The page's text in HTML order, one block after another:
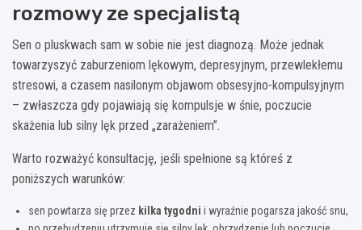
rozmowy ze specjalistą
Sen o pluskwach sam w sobie nie jest diagnozą. Może jednak
towarzyszyć zaburzeniom lękowym, depresyjnym, przewlekłemu
stresowi, a czasem nasilonym objawom obsesyjno-kompulsyjnym
– zwłaszcza gdy pojawiają się kompulsje w śnie, poczucie
skażenia lub silny lęk przed „zarażeniem”.
Warto rozważyć konsultację, jeśli spełnione są któreś z
poniższych warunków:
sen powtarza się przez kilka tygodni i wyraźnie pogarsza jakość snu,